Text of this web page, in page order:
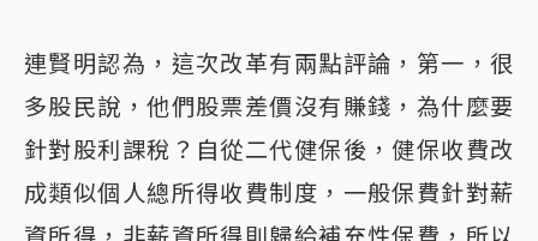
連賢明認為，這次改革有兩點評論，第一，很
多股民說，他們股票差價沒有賺錢，為什麼要
針對股利課稅？自從二代健保後，健保收費改
成類似個人總所得收費制度，一般保費針對薪